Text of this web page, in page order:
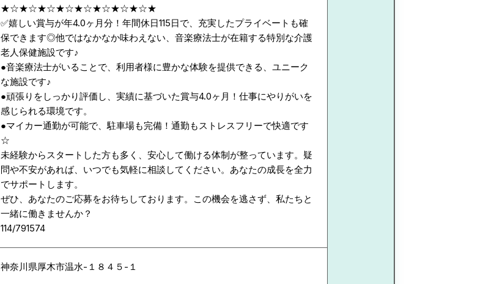
★☆★☆★☆★☆★☆★☆★☆★☆★
✅嬉しい賞与が年4.0ヶ月分！年間休日115日で、充実したプライベートも確
保できます◎他ではなかなか味わえない、音楽療法士が在籍する特別な介護
老人保健施設です♪
●音楽療法士がいることで、利用者様に豊かな体験を提供できる、ユニーク
な施設です♪
●頑張りをしっかり評価し、実績に基づいた賞与4.0ヶ月！仕事にやりがいを
感じられる環境です。
●マイカー通勤が可能で、駐車場も完備！通勤もストレスフリーで快適です
☆
未経験からスタートした方も多く、安心して働ける体制が整っています。疑
問や不安があれば、いつでも気軽に相談してください。あなたの成長を全力
でサポートします。
ぜひ、あなたのご応募をお待ちしております。この機会を逃さず、私たちと
一緒に働きませんか？
114/791574
神奈川県厚木市温水-１８４５-１